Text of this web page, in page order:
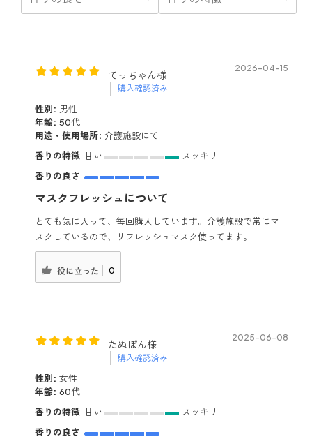
てっちゃん様
購入確認済み
2026-04-15
性別: 男性
年齢: 50代
用途・使用場所: 介護施設にて
香りの特徴 甘い
スッキリ
香りの良さ
マスクフレッシュについて
とても気に入って、毎回購入しています。介護施設で常にマ
スクしているので、リフレッシュマスク使ってます。
役に立った 0
たぬぽん様
購入確認済み
2025-06-08
性別: 女性
年齢: 60代
香りの特徴 甘い
スッキリ
香りの良さ